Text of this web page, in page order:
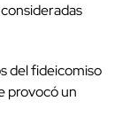
del fideicomiso
provocó un